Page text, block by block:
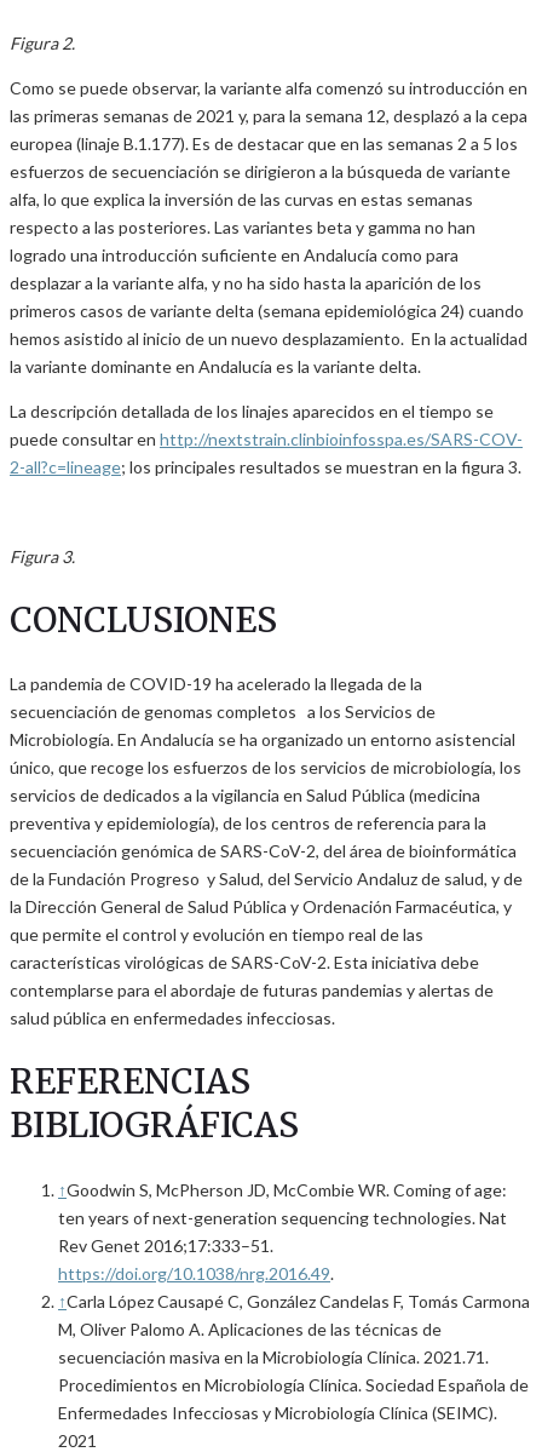
Figura 2.
Como se puede observar, la variante alfa comenzó su introducción en
las primeras semanas de 2021 y, para la semana 12, desplazó a la cepa
europea (linaje B.1.177). Es de destacar que en las semanas 2 a 5 los
esfuerzos de secuenciación se dirigieron a la búsqueda de variante
alfa, lo que explica la inversión de las curvas en estas semanas
respecto a las posteriores. Las variantes beta y gamma no han
logrado una introducción suficiente en Andalucía como para
desplazar a la variante alfa, y no ha sido hasta la aparición de los
primeros casos de variante delta (semana epidemiológica 24) cuando
hemos asistido al inicio de un nuevo desplazamiento. En la actualidad
la variante dominante en Andalucía es la variante delta.
La descripción detallada de los linajes aparecidos en el tiempo se
puede consultar en http://nextstrain.clinbioinfosspa.es/SARS-COV-
2-all?c=lineage; los principales resultados se muestran en la figura 3.
Figura 3.
CONCLUSIONES
La pandemia de COVID-19 ha acelerado la llegada de la
secuenciación de genomas completos a los Servicios de
Microbiología. En Andalucía se ha organizado un entorno asistencial
único, que recoge los esfuerzos de los servicios de microbiología, los
servicios de dedicados a la vigilancia en Salud Pública (medicina
preventiva y epidemiología), de los centros de referencia para la
secuenciación genómica de SARS-CoV-2, del área de bioinformática
de la Fundación Progreso y Salud, del Servicio Andaluz de salud, y de
la Dirección General de Salud Pública y Ordenación Farmacéutica, y
que permite el control y evolución en tiempo real de las
características virológicas de SARS-CoV-2. Esta iniciativa debe
contemplarse para el abordaje de futuras pandemias y alertas de
salud pública en enfermedades infecciosas.
REFERENCIAS
BIBLIOGRÁFICAS
↑Goodwin S, McPherson JD, McCombie WR. Coming of age:
ten years of next-generation sequencing technologies. Nat
Rev Genet 2016;17:333–51.
https://doi.org/10.1038/nrg.2016.49.
↑Carla López Causapé C, González Candelas F, Tomás Carmona
M, Oliver Palomo A. Aplicaciones de las técnicas de
secuenciación masiva en la Microbiología Clínica. 2021.71.
Procedimientos en Microbiología Clínica. Sociedad Española de
Enfermedades Infecciosas y Microbiología Clínica (SEIMC).
2021